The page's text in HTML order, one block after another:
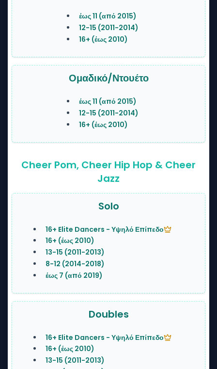
έως 11 (από 2015)
12-15 (2011-2014)
16+ (έως 2010)
Ομαδικό/Ντουέτο
έως 11 (από 2015)
12-15 (2011-2014)
16+ (έως 2010)
Cheer Pom, Cheer Hip Hop & Cheer
Jazz
Solo
16+ Elite Dancers - Υψηλό Επίπεδο
16+ (έως 2010)
13-15 (2011-2013)
8-12 (2014-2018)
έως 7 (από 2019)
Doubles
16+ Elite Dancers - Υψηλό Επίπεδο
16+ (έως 2010)
13-15 (2011-2013)